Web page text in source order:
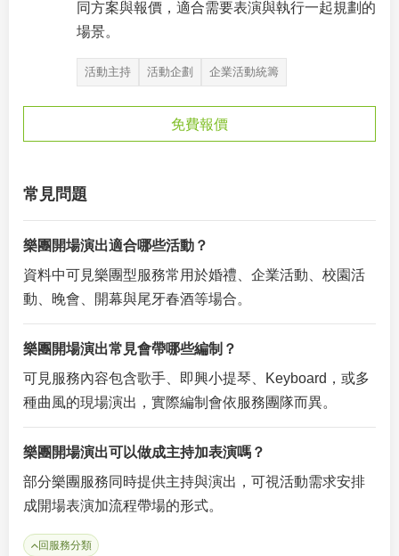
同方案與報價，適合需要表演與執行一起規劃的
場景。
活動主持 活動企劃 企業活動統籌
免費報價
常見問題
樂團開場演出適合哪些活動？
資料中可見樂團型服務常用於婚禮、企業活動、校園活
動、晚會、開幕與尾牙春酒等場合。
樂團開場演出常見會帶哪些編制？
可見服務內容包含歌手、即興小提琴、Keyboard，或多
種曲風的現場演出，實際編制會依服務團隊而異。
樂團開場演出可以做成主持加表演嗎？
部分樂團服務同時提供主持與演出，可視活動需求安排
成開場表演加流程帶場的形式。
回服務分類